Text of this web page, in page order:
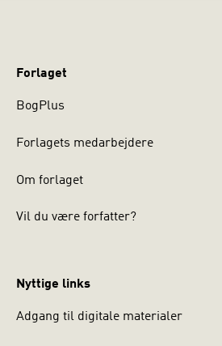
Forlaget
BogPlus
Forlagets medarbejdere
Om forlaget
Vil du være forfatter?
Nyttige links
Adgang til digitale materialer